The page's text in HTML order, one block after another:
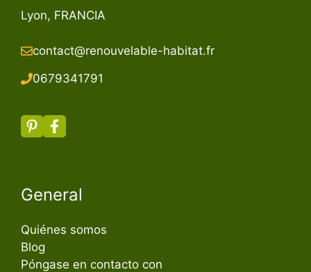
Lyon, FRANCIA
contact@renouvelable-habitat.fr
0679341791
General
Quiénes somos
Blog
Póngase en contacto con